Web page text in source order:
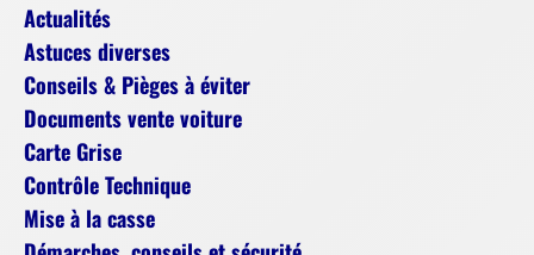
Actualités
Astuces diverses
Conseils & Pièges à éviter
Documents vente voiture
Carte Grise
Contrôle Technique
Mise à la casse